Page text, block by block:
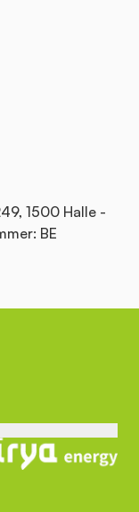
1500 Halle -
BE